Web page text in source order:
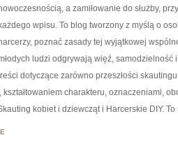
a zamiłowanie do służby,
każdego wpisu. To blog tworzony z myślą o
harcerzy, poznać zasady tej wyjątkowej
ludzi odgrywają więź,
dotyczące zarówno przeszłości
charakteru, oznaczeniami,
kobiet i dziewcząt i Harcerskie DIY. To